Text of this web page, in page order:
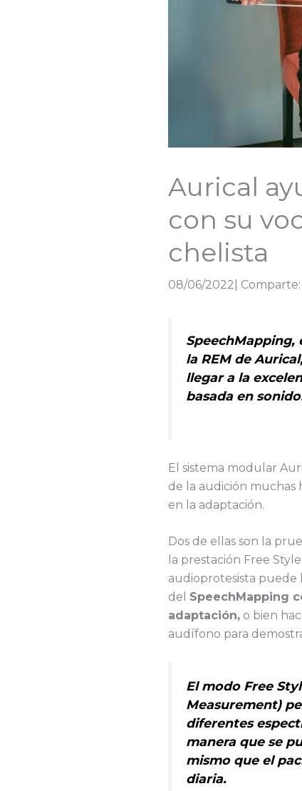
Aurical
con su
chelista
08/06/2022 | Comparte:
SpeechMapping,
la REM de
llegar a la
basada en
El sistema modular
de la audición muchas
en la adaptación.
Dos de ellas son la
la prestación Free
audioprotesista puede
del SpeechMapping
adaptación, o bien
audífono para
El modo Free
Measurement)
diferentes
manera que se
mismo que el
diaria.